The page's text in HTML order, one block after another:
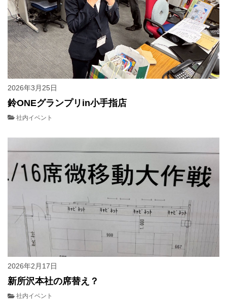
2026年3月25日
鈴ONEグランプリin小手指店
社内イベント
2026年2月17日
新所沢本社の席替え？
社内イベント